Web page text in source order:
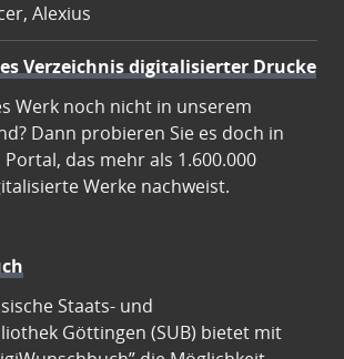
Alexius
Verzeichnis digitalisierter Drucke
Werk noch nicht in unserem
Dann probieren Sie es doch in
das mehr als 1.600.000
Werke nachweist.
Staats- und
Göttingen (SUB) bietet mit